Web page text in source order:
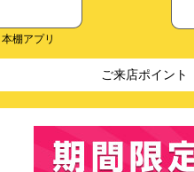
本棚アプリ
ご来店ポイント